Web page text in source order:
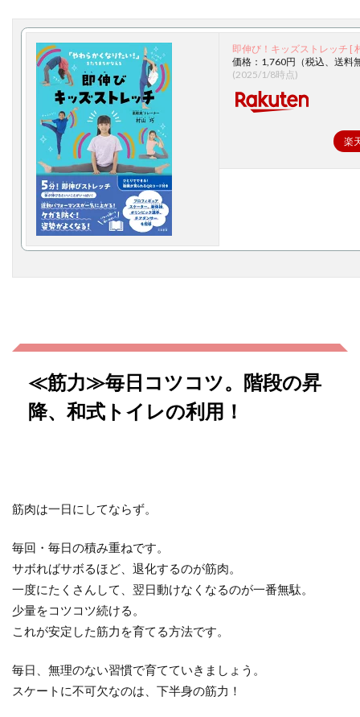
即伸び！キッズストレッチ [
価格：1,760円（税込、送料
(2025/1/8時点)
楽
≪筋力≫毎日コツコツ。階段の昇
降、和式トイレの利用！
筋肉は一日にしてならず。
毎回・毎日の積み重ねです。
サボればサボるほど、退化するのが筋肉。
一度にたくさんして、翌日動けなくなるのが一番無駄。
少量をコツコツ続ける。
これが安定した筋力を育てる方法です。
毎日、無理のない習慣で育てていきましょう。
スケートに不可欠なのは、下半身の筋力！